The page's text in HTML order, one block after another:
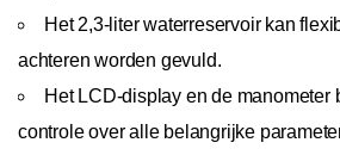
Het 2,3-liter waterreservoir kan
achteren worden gevuld.
Het LCD-display en de manometer
controle over alle belangrijke